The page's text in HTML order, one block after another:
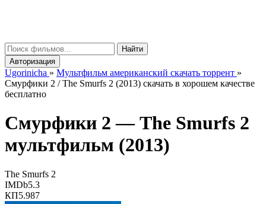
Найти
Авторизация
Ugorinicha » Мультфильм американский скачать торрент »
Смурфики 2 / The Smurfs 2 (2013) скачать в хорошем качестве
бесплатно
Смурфики 2 —The Smurfs 2
мультфильм (2013)
The Smurfs 2
IMDb5.3
КП5.987